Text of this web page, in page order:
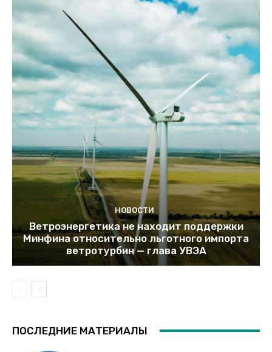
НОВОСТИ
Ветроэнергетика не находит поддержки
Минфина относительно льготного импорта
ветротурбин — глава УВЭА
ПОСЛЕДНИЕ МАТЕРИАЛЫ